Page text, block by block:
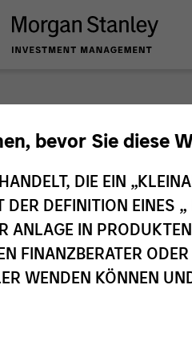
bevor Sie diese
DIE EIN
DEFINITION EINES
ANLAGE IN
FINANZBERATER
WENDEN KÖNNEN